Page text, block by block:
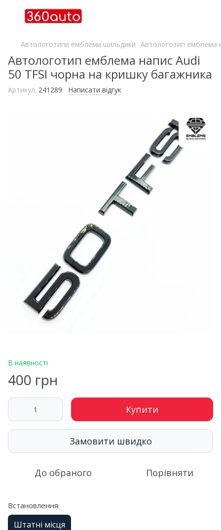
Автологотипи емблеми шильдики Автологотип емблема
Автологотип емблема напис Audi
50 TFSI чорна на кришку багажника
Артикул: 241289 Написати відгук
В наявності
400 грн
Купити
Замовити швидко
До обраного Порівняти
Встановлення
Штатні місця